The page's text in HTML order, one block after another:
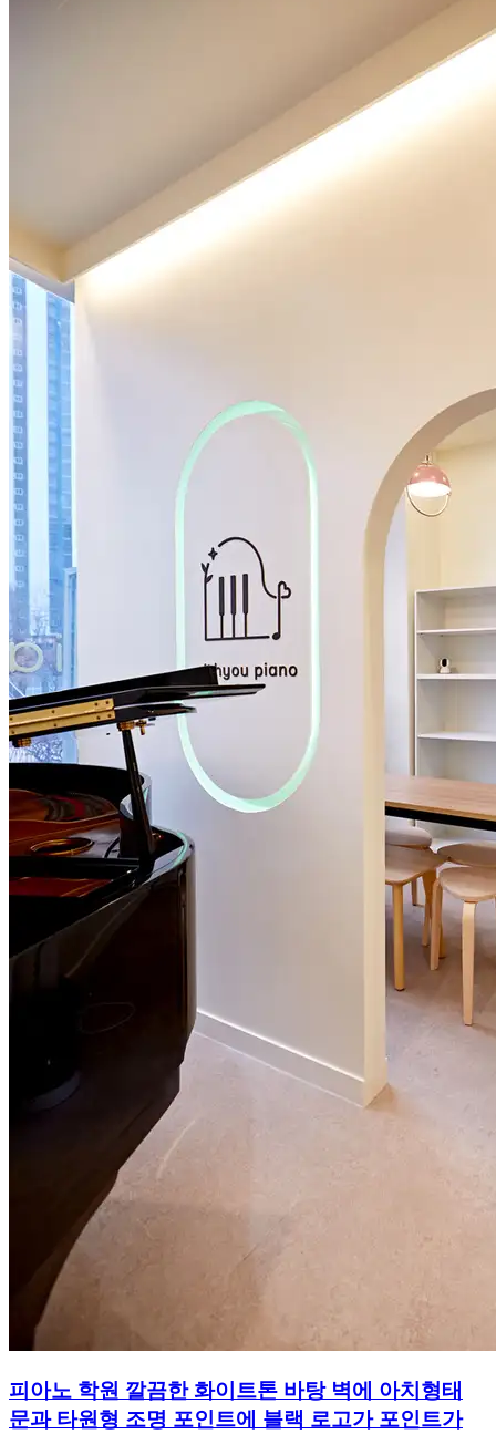
피아노 학원 깔끔한 화이트톤 바탕 벽에 아치형태
문과 타원형 조명 포인트에 블랙 로고가 포인트가